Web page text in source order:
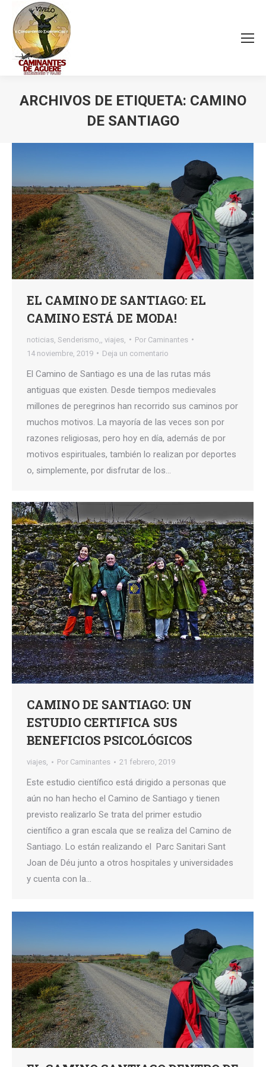
ARCHIVOS DE ETIQUETA: CAMINO
DE SANTIAGO
EL CAMINO DE SANTIAGO: EL
CAMINO ESTÁ DE MODA!
noticias Senderismo, viajes, Por Caminantes
14 noviembre, 2019
Deja un comentario
El Camino de Santiago es una de las rutas más
antiguas que existen. Desde tiempos medievales
millones de peregrinos han recorrido sus caminos por
muchos motivos. La mayoría de las veces son por
razones religiosas, pero hoy en día, además de por
motivos espirituales, también lo realizan por deportes
o, simplemente, por disfrutar de los…
CAMINO DE SANTIAGO: UN
ESTUDIO CERTIFICA SUS
BENEFICIOS PSICOLÓGICOS
viajes, Por Caminantes 21 febrero, 2019
Este estudio científico está dirigido a personas que
aún no han hecho el Camino de Santiago y tienen
previsto realizarlo Se trata del primer estudio
científico a gran escala que se realiza del Camino de
Santiago. Lo están realizando el Parc Sanitari Sant
Joan de Déu junto a otros hospitales y universidades
y cuenta con la…